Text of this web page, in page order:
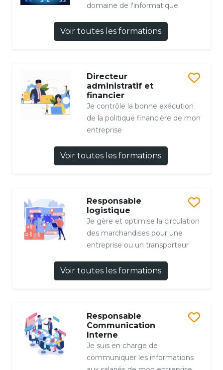
domaine de l'informatique.
Voir toutes les formations
Directeur
administratif et
financier
Je contrôle la bonne exécution
de la politique financière de mon
entreprise
Voir toutes les formations
Responsable
logistique
Je gère et optimise la circulation
des marchandises pour une
entreprise ou un transporteur
Voir toutes les formations
Responsable
Communication
Interne
Je suis en charge de
communiquer les informations